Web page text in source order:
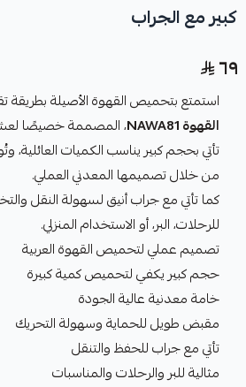
كبير مع الجراب
٦٩
استمتع بتحميص القهوة الأصيلة بطريقة
القهوة NAWA81
، المصممة خصيصًا
تأتي بحجم كبير يناسب الكميات العائلية،
من خلال تصميمها المعدني العملي.
كما تأتي مع جراب أنيق لسهولة النقل
للرحلات، البر، أو الاستخدام المنزلي.
تصميم عملي لتحميص القهوة العربية
حجم كبير يكفي لتحميص كمية كبيرة
خامة معدنية عالية الجودة
مقبض طويل للحماية وسهولة التحريك
تأتي مع جراب للحفظ والتنقل
مثالية للبر والرحلات والمناسبات